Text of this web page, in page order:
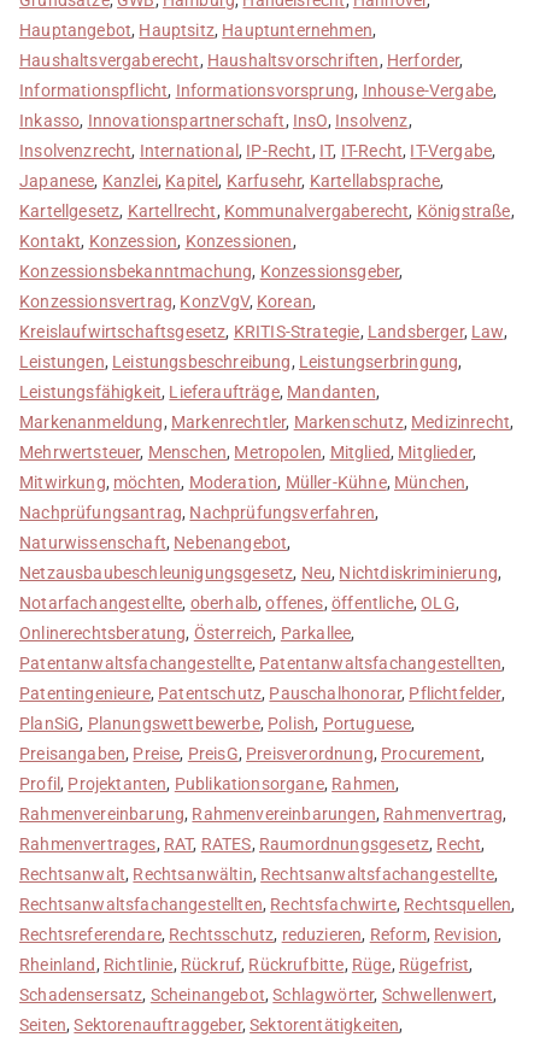
Hauptangebot, Hauptsitz, Hauptunternehmen,
Haushaltsvergaberecht, Haushaltsvorschriften, Herforder,
Informationspflicht, Informationsvorsprung, Inhouse-Vergabe,
Inkasso, Innovationspartnerschaft, InsO, Insolvenz,
Insolvenzrecht, International , IP-Recht, IT, IT-Recht, IT-Vergabe,
Japanese, Kanzlei, Kapitel, Karfusehr, Kartellabsprache,
Kartellgesetz, Kartellrecht, Kommunalvergaberecht, Königstraße,
Kontakt, Konzession, Konzessionen,
Konzessionsbekanntmachung, Konzessionsgeber,
Konzessionsvertrag, KonzVgV, Korean,
Kreislaufwirtschaftsgesetz, KRITIS-Strategie, Landsberger, Law,
Leistungen, Leistungsbeschreibung, Leistungserbringung,
Leistungsfähigkeit, Lieferaufträge, Mandanten,
Markenanmeldung, Markenrechtler, Markenschutz, Medizinrecht,
Mehrwertsteuer, Menschen, Metropolen, Mitglied, Mitglieder,
Mitwirkung, möchten, Moderation, Müller-Kühne, München,
Nachprüfungsantrag, Nachprüfungsverfahren,
Naturwissenschaft, Nebenangebot,
Netzausbaubeschleunigungsgesetz, Neu, Nichtdiskriminierung,
Notarfachangestellte, oberhalb,offenes,öffentliche,OLG,
Onlinerechtsberatung, Österreich, Parkallee,
Patentanwaltsfachangestellte, Patentanwaltsfachangestellten,
Patentingenieure, Patentschutz, Pauschalhonorar, Pflichtfelder,
PlanSiG, Planungswettbewerbe, Polish, Portuguese,
Preisangaben, Preise, PreisG, Preisverordnung, Procurement,
Profil, Projektanten, Publikationsorgane, Rahmen,
Rahmenvereinbarung, Rahmenvereinbarungen, Rahmenvertrag,
Rahmenvertrages, RAT, RATES, Raumordnungsgesetz, Recht,
Rechtsanwalt, Rechtsanwältin, Rechtsanwaltsfachangestellte,
Rechtsanwaltsfachangestellten, Rechtsfachwirte, Rechtsquellen,
Rechtsreferendare, Rechtsschutz, reduzieren, Reform, Revision,
Rheinland, Richtlinie, Rückruf, Rückrufbitte, Rüge, Rügefrist,
Schadensersatz, Scheinangebot,Schlagwörter, Schwellenwert,
Seiten,Sektorenauftraggeber,Sektorentätigkeiten,